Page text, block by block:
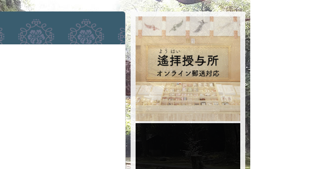
神社とは
お参りの作法 授与品のご案内
お焚き上げ（古いお守りのお取り扱い）
アクセスマップ
予約者専用フォーム（事前受付）